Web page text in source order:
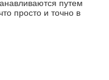
путем
просто и точно в